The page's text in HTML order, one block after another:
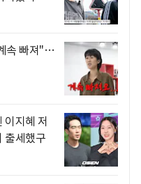
속 빠져"…
지혜 저
출세했구